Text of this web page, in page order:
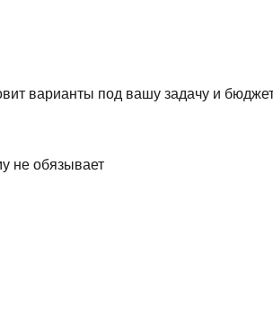
варианты под вашу задачу и
не обязывает